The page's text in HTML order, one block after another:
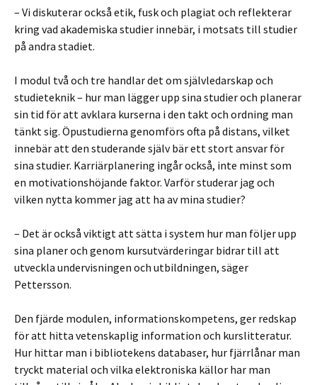
– Vi diskuterar också etik, fusk och plagiat och reflekterar
kring vad akademiska studier innebär, i motsats till studier
på andra stadiet.
I modul två och tre handlar det om självledarskap och
studieteknik – hur man lägger upp sina studier och planerar
sin tid för att avklara kurserna i den takt och ordning man
tänkt sig. Öpustudierna genomförs ofta på distans, vilket
innebär att den studerande själv bär ett stort ansvar för
sina studier. Karriärplanering ingår också, inte minst som
en motivationshöjande faktor. Varför studerar jag och
vilken nytta kommer jag att ha av mina studier?
– Det är också viktigt att sätta i system hur man följer upp
sina planer och genom kursutvärderingar bidrar till att
utveckla undervisningen och utbildningen, säger
Pettersson.
Den fjärde modulen, informationskompetens, ger redskap
för att hitta vetenskaplig information och kurslitteratur.
Hur hittar man i bibliotekens databaser, hur fjärrlånar man
tryckt material och vilka elektroniska källor har man